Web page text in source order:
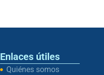
Enlaces útiles
Quiénes somos